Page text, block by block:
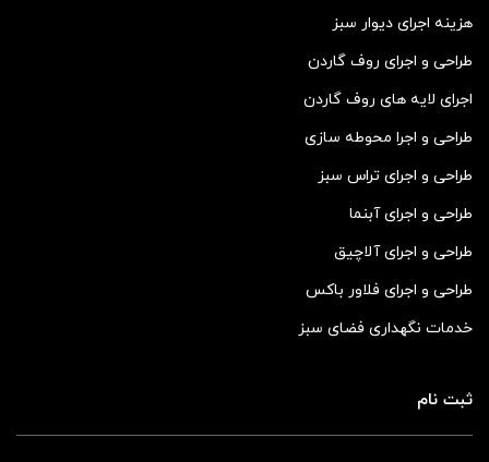
هزینه اجرای دیوار سبز
طراحی و اجرای روف گاردن
اجرای لایه های روف گاردن
طراحی و اجرا محوطه سازی
طراحی و اجرای تراس سبز
طراحی و اجرای آبنما
طراحی و اجرای آلاچیق
طراحی و اجرای فلاور باکس
خدمات نگهداری فضای سبز
ثبت نام